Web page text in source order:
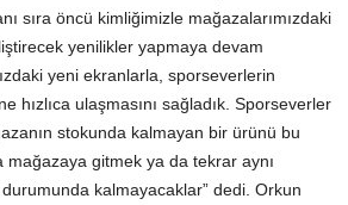
sıra öncü kimliğimizle mağazalarımızdaki
yenilikler yapmaya devam
yeni ekranlarla, sporseverlerin
hızlıca ulaşmasını sağladık. Sporseverler
stokunda kalmayan bir ürünü bu
gitmek ya da tekrar aynı
kalmayacaklar” dedi. Orkun